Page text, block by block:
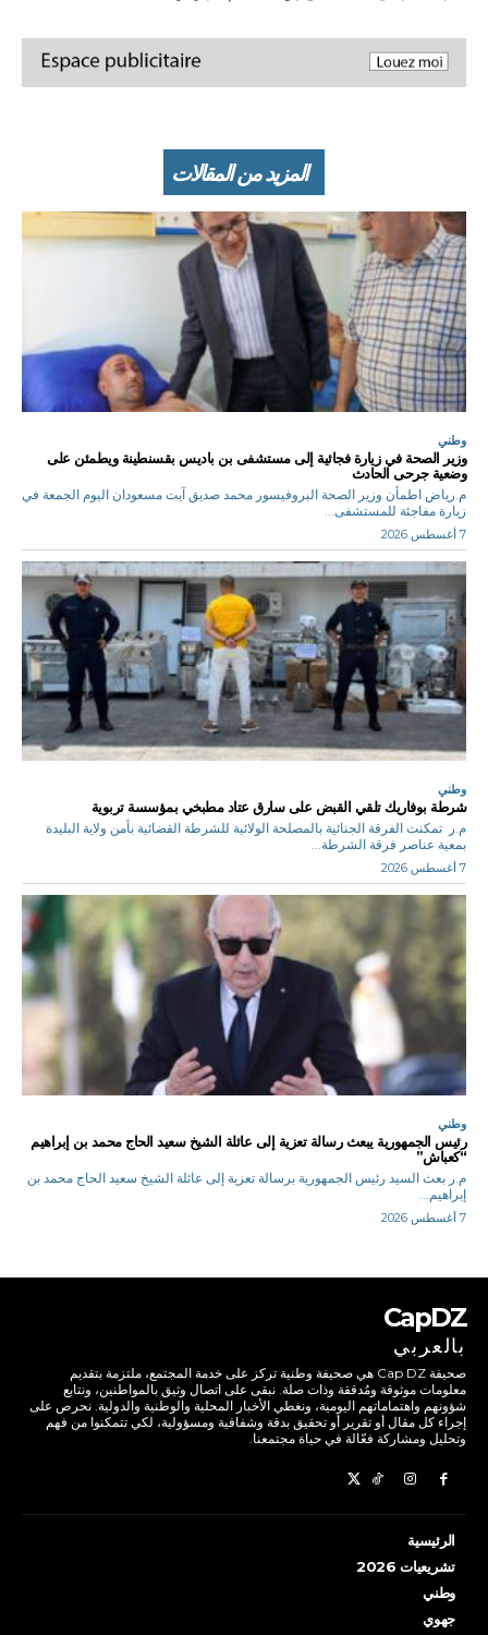
المزيد من المقالات
وطني
وزير الصحة في زيارة فجائية إلى مستشفى بن باديس بقسنطينة ويطمئن على
وضعية جرحى الحادث
م.رياض اطمأن وزير الصحة البروفيسور محمد صديق آيت مسعودان اليوم الجمعة في
زيارة مفاجئة للمستشفى...
7 أغسطس 2026
وطني
شرطة بوفاريك تلقي القبض على سارق عتاد مطبخي بمؤسسة تربوية
م.ر تمكنت الفرقة الجنائية بالمصلحة الولائية للشرطة القضائية بأمن ولاية البليدة
بمعية عناصر فرقة الشرطة...
7 أغسطس 2026
وطني
رئيس الجمهورية يبعث رسالة تعزية إلى عائلة الشيخ سعيد الحاج محمد بن إبراهيم
“كعباش”
م.ر بعث السيد رئيس الجمهورية برسالة تعزية إلى عائلة الشيخ سعيد الحاج محمد بن
إبراهيم...
7 أغسطس 2026
CapDZ
بالعربي
صحيفة Cap DZ هي صحيفة وطنية تركز على خدمة المجتمع، ملتزمة بتقديم
معلومات موثوقة ومُدققة وذات صلة. نبقى على اتصال وثيق بالمواطنين، ونتابع
شؤونهم واهتماماتهم اليومية، ونغطي الأخبار المحلية والوطنية والدولية. نحرص على
إجراء كل مقال أو تقرير أو تحقيق بدقة وشفافية ومسؤولية، لكي تتمكنوا من فهم
وتحليل ومشاركة فعّالة في حياة مجتمعنا.
الرئيسية
تشريعيات 2026
وطني
جهوي